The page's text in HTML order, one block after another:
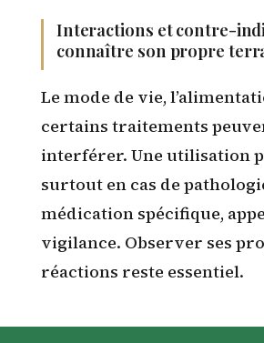
Interactions et contre-
connaître son propre
Le mode de vie,
certains traitements
interférer. Une utilisation
surtout en cas de
médication spécifique,
vigilance. Observer ses
réactions reste essentiel.